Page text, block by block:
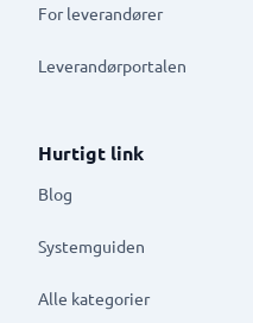
For leverandører
Leverandørportalen
Hurtigt link
Blog
Systemguiden
Alle kategorier